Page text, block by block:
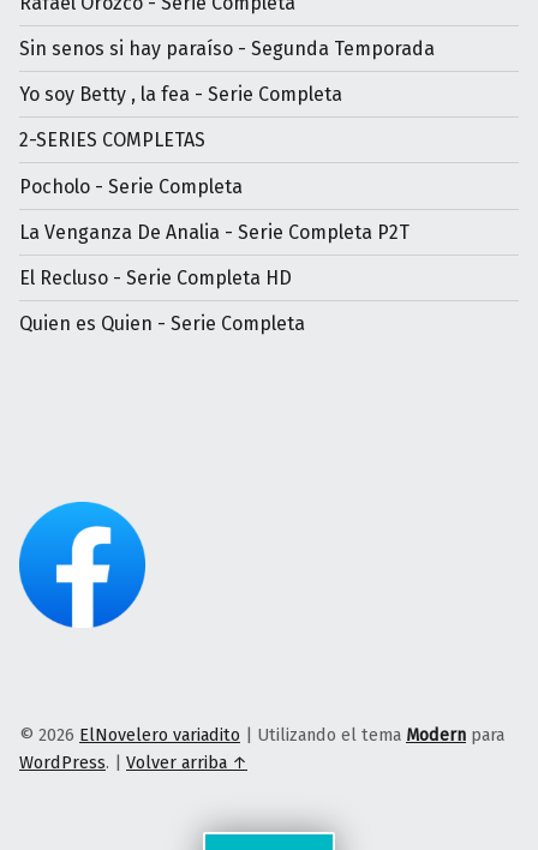
Sin senos si hay paraíso - Segunda Temporada
Yo soy Betty , la fea - Serie Completa
2-SERIES COMPLETAS
Pocholo - Serie Completa
La Venganza De Analia - Serie Completa P2T
El Recluso - Serie Completa HD
Quien es Quien - Serie Completa
© 2026 ElNovelero variadito | Utilizando el tema Modern para
WordPress. | Volver arriba ↑